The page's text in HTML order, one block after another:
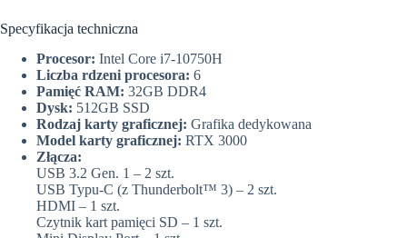
Specyfikacja techniczna
Procesor: Intel Core i7-10750H
Liczba rdzeni procesora: 6
Pamięć RAM: 32GB DDR4
Dysk: 512GB SSD
Rodzaj karty graficznej: Grafika dedykowana
Model karty graficznej: RTX 3000
Złącza:
USB 3.2 Gen. 1 – 2 szt.
USB Typu-C (z Thunderbolt™ 3) – 2 szt.
HDMI – 1 szt.
Czytnik kart pamięci SD – 1 szt.